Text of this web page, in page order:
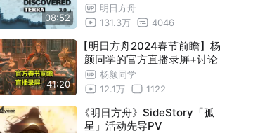
08:52
明日方舟
131.3万
4046
41:20
【明日方舟2024春节前瞻】杨
颜同学的官方直播录屏+讨论
杨颜同学
12.1万
1122
《明日方舟》SideStory「孤
星」活动先导PV